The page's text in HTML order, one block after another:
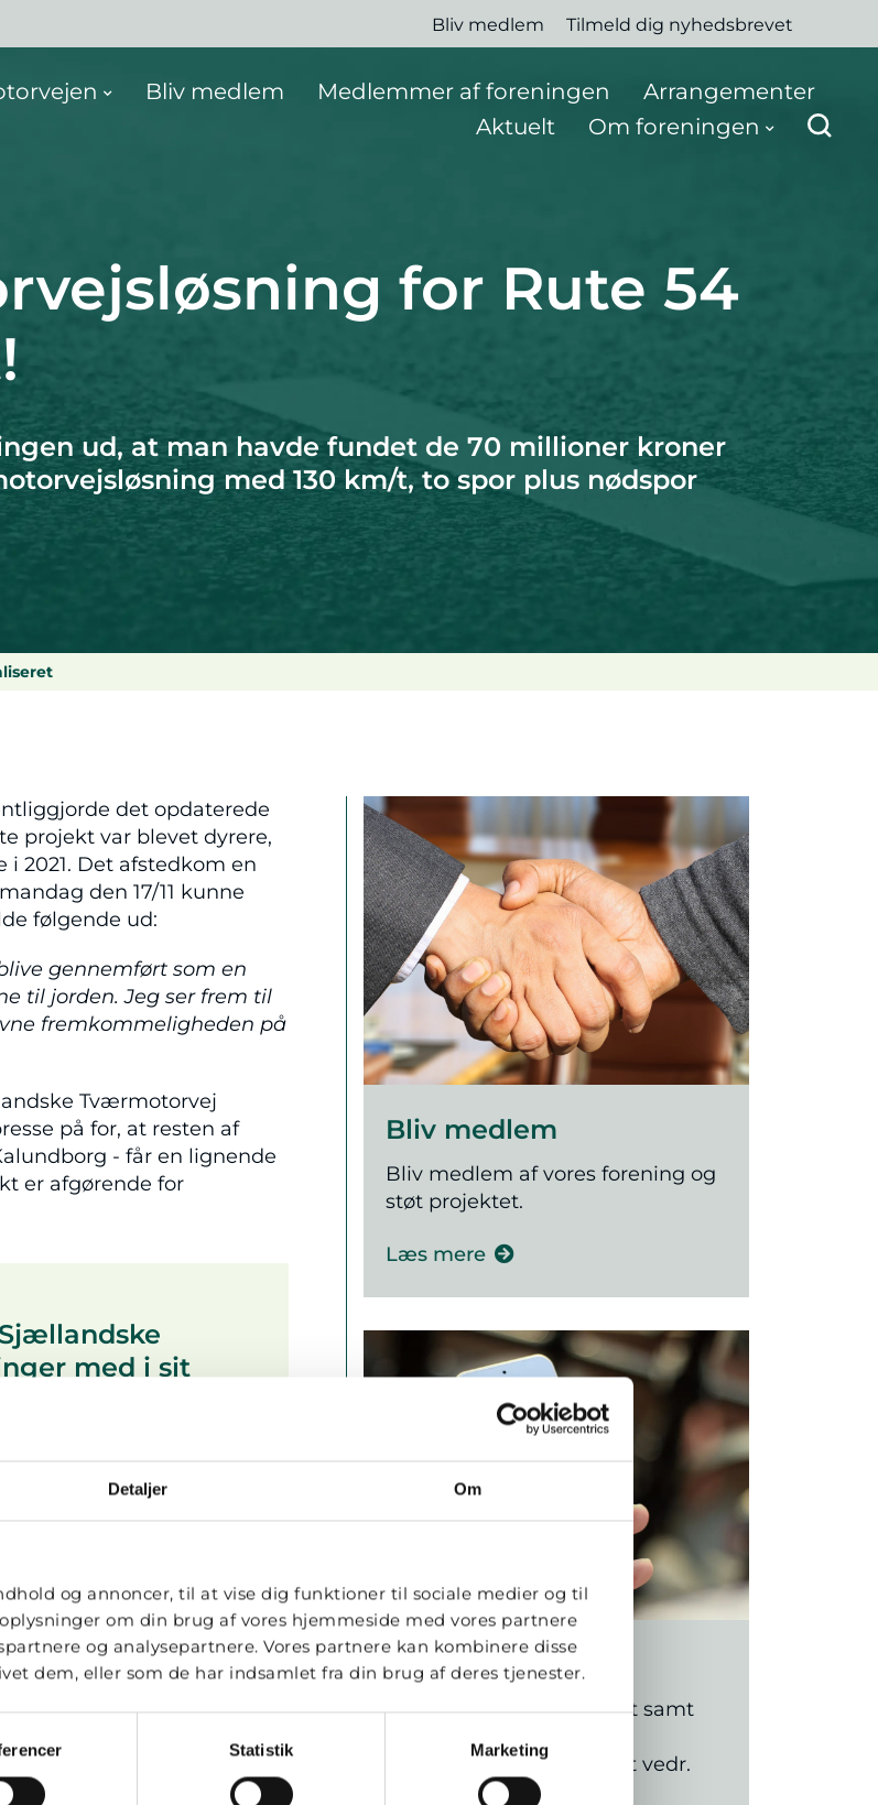
Detaljer Om
og annoncer, til at vise dig funktioner til sociale medier og til
om din brug af vores hjemmeside med vores partnere
og analysepartnere. Vores partnere kan kombinere disse
dem, eller som de har indsamlet fra din brug af deres tjenester.
Statistik Marketing
Bliv medlem Tilmeld dig nyhedsbrevet
Bliv medlem Medlemmer af foreningen
Arrangementer
Aktuelt
Om foreningen
for Rute 54
ud, at man havde fundet de 70 millioner kroner
med 130 km/t, to spor plus nødspor
det opdaterede
projekt var blevet dyrere,
2021. Det afstedkom en
den 17/11 kunne
følgende ud:
gennemført som en
til jorden. Jeg ser frem til
fremkommeligheden på
Tværmotorvej
på for, at resten af
- får en lignende
er afgørende for
med i sit
fra Næstved til
og rabatter, for
Femern-
regional mobilitet.
kompromitterer
Bliv medlem
Bliv medlem af vores forening og
støt projektet.
Læs mere
Seneste nyt
Her finder du seneste nyt samt
information om projektet vedr.
Tværmotorvejen Rute 22.